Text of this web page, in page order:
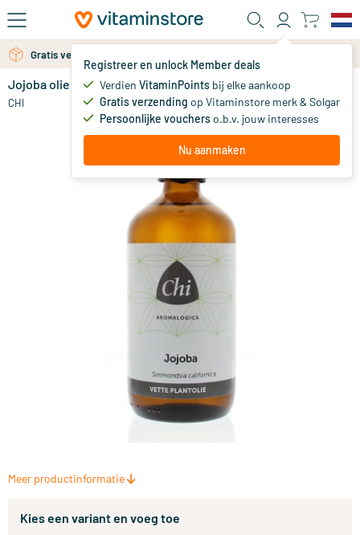
Ga naar de hoofdinhoud
Registreer en unlock Member deals
Verdien VitaminPoints bij elke aankoop
Gratis verzending op Vitaminstore merk & Solgar
Persoonlijke voucherso.b.v. jouw interesses
Nu aanmaken
Gratis verzending vanaf 25 euro
Jojoba olie
CHI 14.
Meer productinformatie
Kies een variant en voeg toe